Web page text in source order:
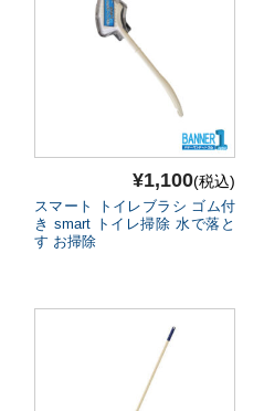
¥1,100(税込)
スマート トイレブラシ ゴム付
き smart トイレ掃除 水で落と
す お掃除